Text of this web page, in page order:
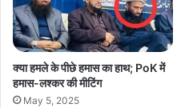
क्या हमले के पीछे हमास का हाथ; PoK में
हमास-लश्कर की मीटिंग
May 5, 2025